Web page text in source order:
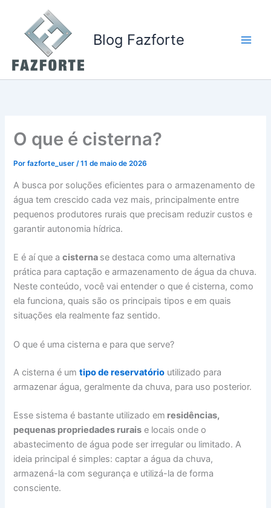
conteúdo
Blog Fazforte
O que é cisterna?
Porfazforte_user/11 de maio de 2026
A busca por soluções eficientes para o armazenamento de
água tem crescido cada vez mais, principalmente entre
pequenos produtores rurais que precisam reduzir custos e
garantir autonomia hídrica.
E é aí que acisterna se destaca como uma alternativa
prática para captação e armazenamento de água da chuva.
Neste conteúdo, você vai entender o que é cisterna, como
ela funciona, quais são os principais tipos e em quais
situações ela realmente faz sentido.
O que é uma cisterna e para que serve?
A cisterna é umtipo de reservatório utilizado para
armazenar água, geralmente da chuva, para uso posterior.
Esse sistema é bastante utilizado em residências,
pequenas propriedades rurais e locais onde o
abastecimento de água pode ser irregular ou limitado. A
ideia principal é simples: captar a água da chuva,
armazená-la com segurança e utilizá-la de forma
consciente.